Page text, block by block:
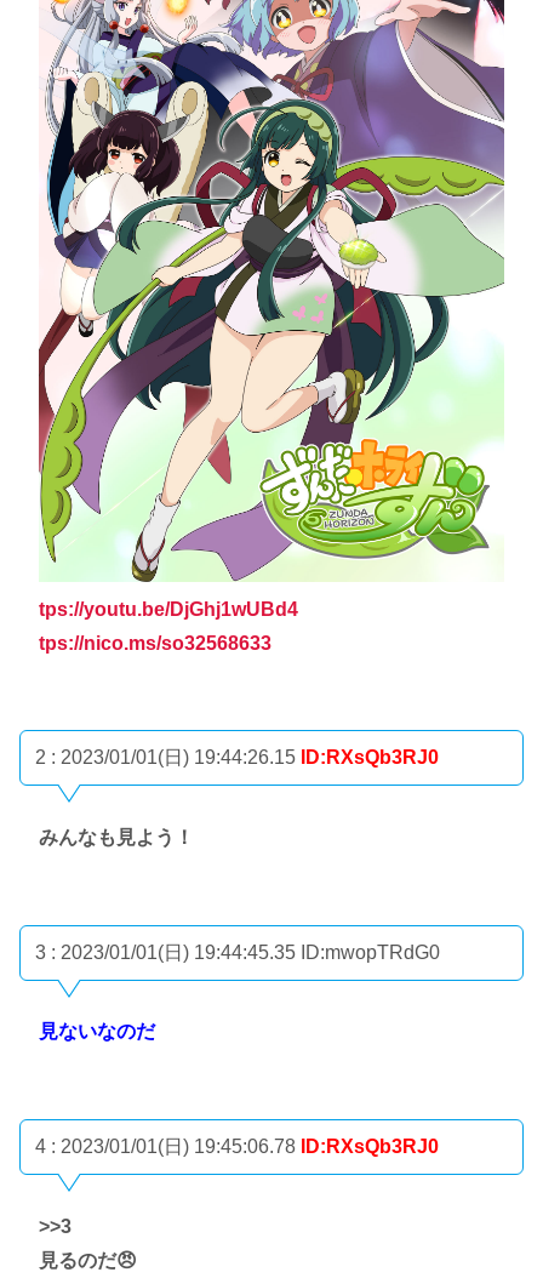
tps://youtu.be/DjGhj1wUBd4
tps://nico.ms/so32568633
2 : 2023/01/01(日) 19:44:26.15 ID:RXsQb3RJ0
みんなも見よう！
3 : 2023/01/01(日) 19:44:45.35 ID:mwopTRdG0
見ないなのだ
4 : 2023/01/01(日) 19:45:06.78 ID:RXsQb3RJ0
>>3
見るのだ😠